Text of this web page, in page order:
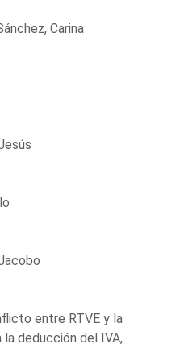
Carina
entre RTVE y la
deducción del IVA,